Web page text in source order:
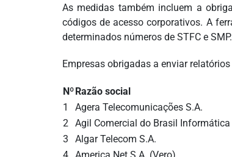
As medidas também incluem a
códigos de acesso corporativos. A
determinados números de STFC e
Empresas obrigadas a enviar relatórios
Nº Razão social
1
Agera Telecomunicações S.A.
2 Agil Comercial do Brasil
3
Algar Telecom S.A.